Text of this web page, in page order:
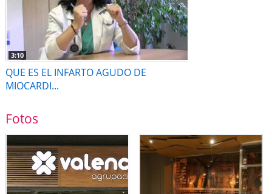
3:10
QUE ES EL INFARTO AGUDO DE
MIOCARDI...
Fotos